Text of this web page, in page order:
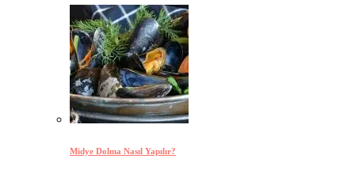
Midye Dolma Nasıl Yapılır?